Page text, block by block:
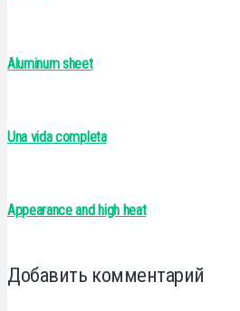
Aluminum sheet
Una vida completa
Appearance and high heat
Добавить комментарий